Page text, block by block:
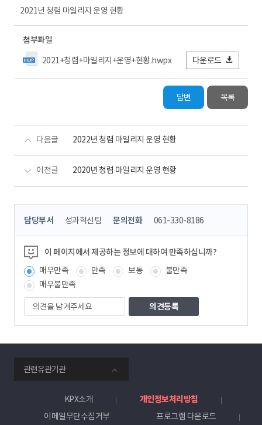
2021년 청렴 마일리지 운영 현황
첨부파일
2021+청렴+마일리지+운영+현황.hwpx
다운로드
답변 목록
다음글 2022년 청렴 마일리지 운영 현황
이전글 2020년 청렴 마일리지 운영 현황
콘
츠
정
보
책
임
자
담당부서 성과혁신팀 문의전화 061-330-8186
이 페이지에서 제공하는 정보에 대하여 만족하십니까?
매우만족
만족 보통
불만족
매우불만족
의
견
을
겨
주
세
요
관련유관기관
KPX소개
개인정보처리방침
이메일무단수집거부
프로그램 다운로드